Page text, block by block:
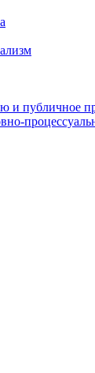
и публичное